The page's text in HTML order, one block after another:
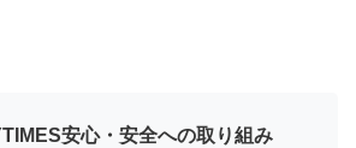
安心・安全への取り組み